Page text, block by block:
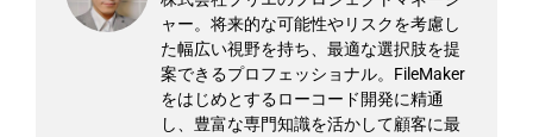
ャー。将来的な可能性やリスクを考慮し
た幅広い視野を持ち、最適な選択肢を提
案できるプロフェッショナル。FileMaker
をはじめとするローコード開発に精通
し、豊富な専門知識を活かして顧客に最